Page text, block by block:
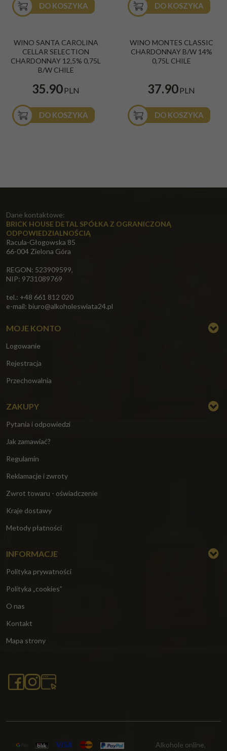
DO KOSZYKA DO KOSZYKA
WINO SANTA CAROLINA
CELLAR SELECTION
CHARDONNAY 12,5% 0,75L
B/W CHILE
35.90PLN
DO KOSZYKA
WINO MONTES CLASSIC
CHARDONNAY B/W 14%
0,75L CHILE
37.90PLN
DO KOSZYKA
Dane kontaktowe:
BRICK HOUSE DETAL SPÓŁKA Z OGRANICZONĄ
ODPOWIEDZIALNOŚCIĄ
Racula-Głogowska 85
66-004 Zielona Góra
REGON: 523909599,
NIP: 9731089769
tel.: +48 661 812 020
e-mail: biuro@alkoholeswiata24.pl
MOJE KONTO
Logowanie
Rejestracja
Przechowalnia
ZAKUPY
Pytania i odpowiedzi
Jak zamawiać?
Regulamin
Reklamacje i zwroty
Zwrot towaru - oświadczenie
Kraje dostawy
Metody płatności
INFORMACJE
Polityka prywatności
Polityka „cookies”
O nas
Kontakt
Mapa strony
Alkohole online,